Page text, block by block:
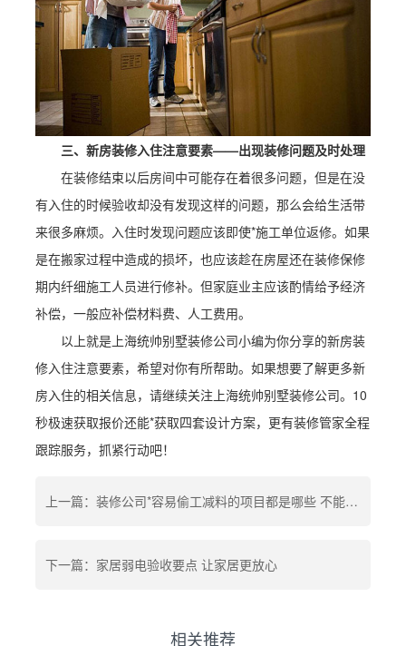
三、新房装修入住注意要素——出现装修问题及时处理
在装修结束以后房间中可能存在着很多问题，但是在没
有入住的时候验收却没有发现这样的问题，那么会给生活带
来很多麻烦。入住时发现问题应该即使*施工单位返修。如果
是在搬家过程中造成的损坏，也应该趁在房屋还在装修保修
期内纤细施工人员进行修补。但家庭业主应该酌情给予经济
补偿，一般应补偿材料费、人工费用。
以上就是上海统帅别墅装修公司小编为你分享的新房装
修入住注意要素，希望对你有所帮助。如果想要了解更多新
房入住的相关信息，请继续关注上海统帅别墅装修公司。10
秒极速获取报价还能*获取四套设计方案，更有装修管家全程
跟踪服务，抓紧行动吧！
上一篇：装修公司*容易偷工减料的项目都是哪些 不能白花钱
下一篇：家居弱电验收要点 让家居更放心
相关推荐